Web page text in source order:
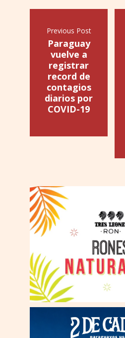
Previous Post
Paraguay
vuelve a
registrar
record de
contagios
diarios por
COVID-19